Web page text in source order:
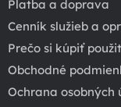
Platba a doprava
Cenník služieb a
Prečo si kúpiť
Obchodné
Ochrana osobných